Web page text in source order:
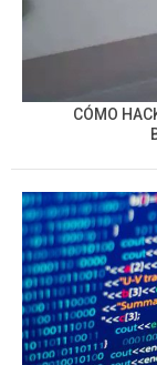
CÓMO